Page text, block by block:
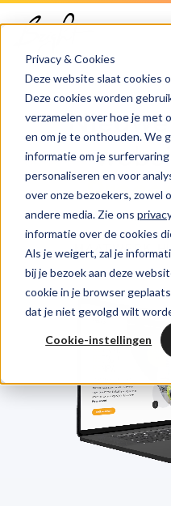
Privacy & Cookies
Deze website slaat cookies
Deze cookies worden
verzamelen over hoe je met
en om je te onthouden. We
informatie om je
personaliseren en voor
over onze bezoekers, zowel
andere media. Zie ons
informatie over de cookies
Als je weigert, zal je
bij je bezoek aan deze
cookie in je browser
dat je niet gevolgd wilt
Cookie-instellingen
Services
HUBSPOT SERVICES
HubSpot implementatie
HubSpot automations
HubSpot integraties
HubSpot trainingen
GROWTH SERVICES
Cases
Branches
Bright
WELKOM BIJ
Inspiratie
LAAT JE INSPIREREN
Events & webinars
HubSpot
Could not loads
Home Cases
Nieuwe
MAATWERK